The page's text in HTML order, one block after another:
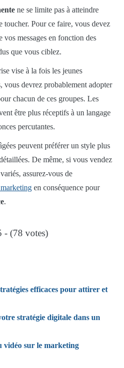
ne se limite pas à atteindre
toucher. Pour ce faire, vous devez
vos messages en fonction des
que vous ciblez.
vise à la fois les jeunes
vous devrez probablement adopter
chacun de ces groupes. Les
être plus réceptifs à un langage
percutantes.
peuvent préférer un style plus
De même, si vous vendez
assurez-vous de
en conséquence pour
.
- (78 votes)
efficaces pour attirer et
stratégie digitale dans un
vidéo sur le marketing